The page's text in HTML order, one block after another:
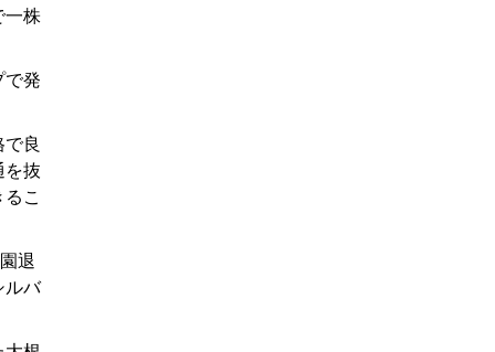
一株
で発
良
を抜
こ
退
ルバ